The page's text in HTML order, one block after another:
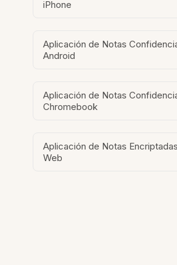
iPhone
Aplicación de Notas
Android
Aplicación de Notas
Chromebook
Aplicación de Notas
Web